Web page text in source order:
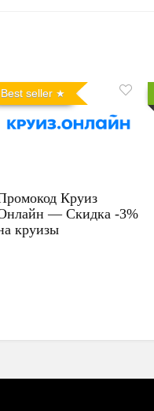
Best seller
Круиз
— Скидка -3%
круизы